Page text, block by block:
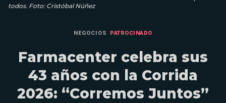
todos. Foto: Cristóbal Núñez
NEGOCIOS PATROCINADO
Farmacenter celebra sus
43 años con la Corrida
2026: “Corremos Juntos”